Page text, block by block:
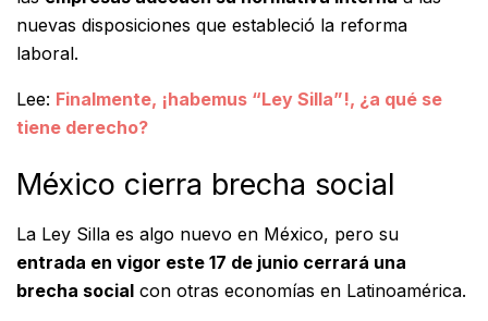
nuevas disposiciones que estableció la reforma
laboral.
Lee: Finalmente, ¡habemus “Ley Silla”!, ¿a qué se
tiene derecho?
México cierra brecha social
La Ley Silla es algo nuevo en México, pero su
entrada en vigor este 17 de junio cerrará una
brecha social con otras economías en Latinoamérica.